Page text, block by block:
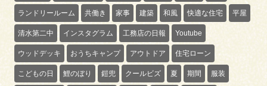
ランドリールーム 共働き 家事 建築 和風 快適な住宅 平屋
清水第二中 インスタグラム 工務店の日報 Youtube
ウッドデッキ おうちキャンプ アウトドア 住宅ローン
こどもの日 鯉のぼり 鎧兜 クールビズ 夏 期間 服装